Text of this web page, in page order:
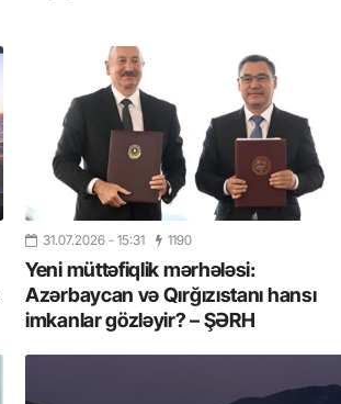
31.07.2026 - 15:31 1190
Yeni müttəfiqlik mərhələsi:
Azərbaycan və Qırğızıstanı hansı
imkanlar gözləyir? – ŞƏRH